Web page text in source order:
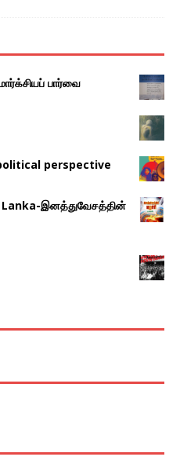
பார்வை
political perspective
இனத்துவேசத்தின்